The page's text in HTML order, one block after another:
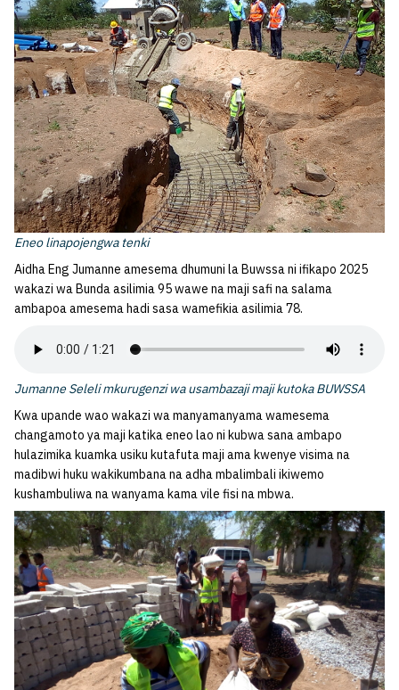
Eneo linapojengwa tenki
Aidha Eng Jumanne amesema dhumuni la Buwssa ni ifikapo 2025
wakazi wa Bunda asilimia 95 wawe na maji safi na salama
ambapoa amesema hadi sasa wamefikia asilimia 78.
Jumanne Seleli mkurugenzi wa usambazaji maji kutoka BUWSSA
Kwa upande wao wakazi wa manyamanyama wamesema
changamoto ya maji katika eneo lao ni kubwa sana ambapo
hulazimika kuamka usiku kutafuta maji ama kwenye visima na
madibwi huku wakikumbana na adha mbalimbali ikiwemo
kushambuliwa na wanyama kama vile fisi na mbwa.